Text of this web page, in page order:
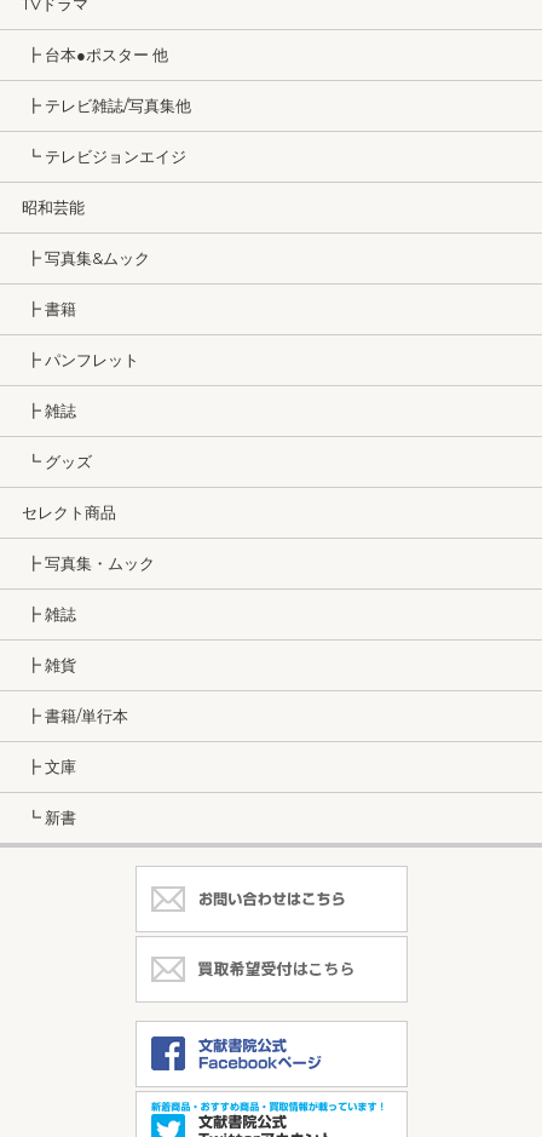
┣ 台本●ポスター 他
┣ テレビ雑誌/写真集他
┗ テレビジョンエイジ
昭和芸能
┣ 写真集&ムック
┣ 書籍
┣ パンフレット
┣ 雑誌
┗ グッズ
セレクト商品
┣ 写真集・ムック
┣ 雑誌
┣ 雑貨
┣ 書籍/単行本
┣ 文庫
┗ 新書